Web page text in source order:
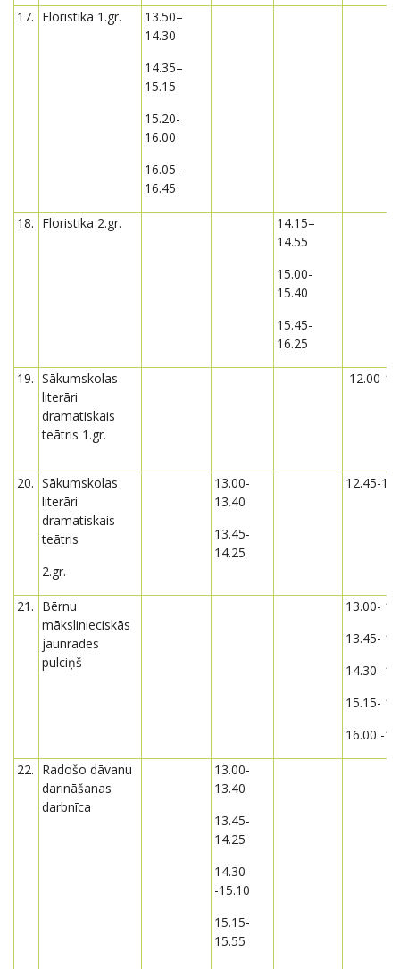
17. Floristika 1.gr.
13.50–
14.30
14.35–
15.15
15.20-
16.00
16.05-
16.45
18. Floristika 2.gr.
14.15–
14.55
15.00-
15.40
15.45-
16.25
19. Sākumskolas
literāri
dramatiskais
teātris 1.gr.
12.00-
20. Sākumskolas
literāri
dramatiskais
teātris
2.gr.
13.00-
13.40
13.45-
14.25
12.45-
21. Bērnu
mākslinieciskās
jaunrades
pulciņš
13.00-
13.45-
14.30 -
15.15-
16.00 -
22. Radošo dāvanu
darināšanas
darbnīca
13.00-
13.40
13.45-
14.25
14.30
-15.10
15.15-
15.55